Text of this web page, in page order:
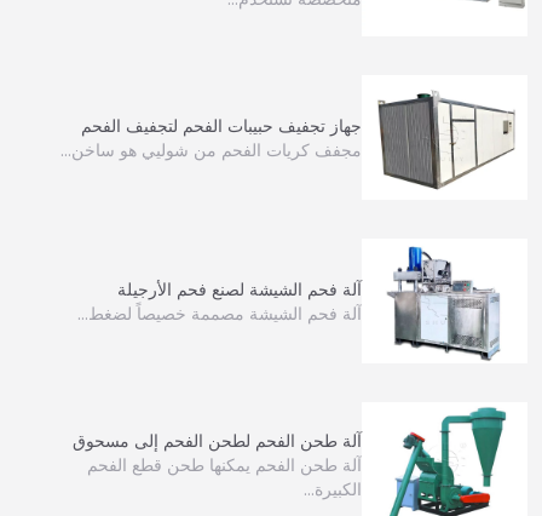
جهاز تجفيف حبيبات الفحم لتجفيف الفحم
مجفف كريات الفحم من شوليي هو ساخن…
آلة فحم الشيشة لصنع فحم الأرجيلة
آلة فحم الشيشة مصممة خصيصاً لضغط…
آلة طحن الفحم لطحن الفحم إلى مسحوق
آلة طحن الفحم يمكنها طحن قطع الفحم
الكبيرة…